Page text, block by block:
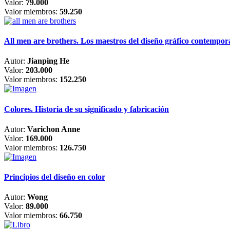
Valor: 79.000
Valor miembros: 59.250
All men are brothers. Los maestros del diseño gráfico
Autor: Jianping He
Valor: 203.000
Valor miembros: 152.250
Colores. Historia de su significado y fabricación
Autor: Varichon Anne
Valor: 169.000
Valor miembros: 126.750
Principios del diseño en color
Autor: Wong
Valor: 89.000
Valor miembros: 66.750